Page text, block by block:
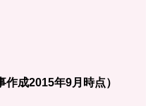
成2015年9月時点）